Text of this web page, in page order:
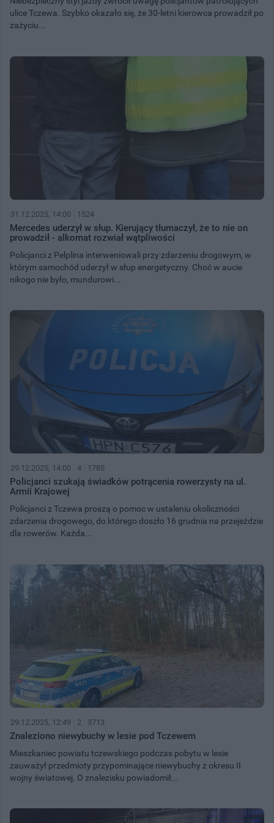
ulice Tczewa. Szybko okazało się, że 30-letni kierowca prowadził po
zażyciu...
31.12.2025, 14:00 1524
Mercedes uderzył w słup. Kierujący tłumaczył, że to nie on
prowadził - alkomat rozwiał wątpliwości
Policjanci z Pelplina interweniowali przy zdarzeniu drogowym, w
którym samochód uderzył w słup energetyczny. Choć w aucie
nikogo nie było, mundurowi...
29.12.2025, 14:00 4 1785
Policjanci szukają świadków potrącenia rowerzysty na ul.
Armii Krajowej
Policjanci z Tczewa proszą o pomoc w ustaleniu okoliczności
zdarzenia drogowego, do którego doszło 16 grudnia na przejeździe
dla rowerów. Każda...
29.12.2025, 12:49 2 3713
Znaleziono niewybuchy w lesie pod Tczewem
Mieszkaniec powiatu tczewskiego podczas pobytu w lesie
zauważył przedmioty przypominające niewybuchy z okresu II
wojny światowej. O znalezisku powiadomił...